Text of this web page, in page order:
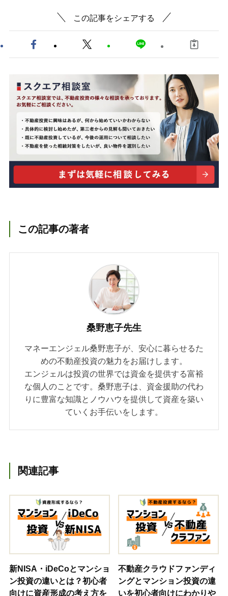
この記事をシェアする
この記事の著者
桑野恵子先生
マネーエンジェル桑野恵子が、安心に暮らせるた
めの不動産投資の魅力をお届けします。
エンジェルは投資の世界では資金を提供する富裕
な個人のことです。桑野恵子は、資金援助の代わ
りに豊富な知識とノウハウを提供して資産を築い
ていくお手伝いをします。
関連記事
新NISA・iDeCoとマンショ
ン投資の違いとは？初心者
向けに資産形成の考え方を
不動産クラウドファンディ
ングとマンション投資の違
いを初心者向けにわかりや